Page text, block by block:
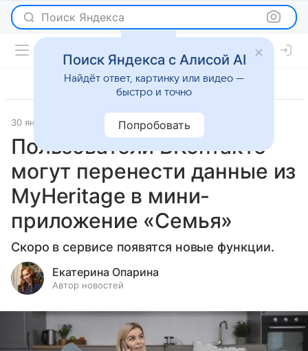
Поиск Яндекса
30 января 2025 Новости
Пользователи ВКонтакте
могут перенести данные из
MyHeritage в мини-
приложение «Семья»
Скоро в сервисе появятся новые функции.
Екатерина Опарина
Автор новостей
Поиск Яндекса с Алисой AI
Найдёт ответ, картинку или видео —
быстро и точно
Попробовать